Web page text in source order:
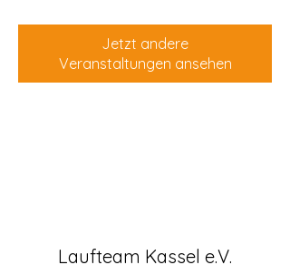
Jetzt andere
Veranstaltungen ansehen
Laufteam Kassel e.V.